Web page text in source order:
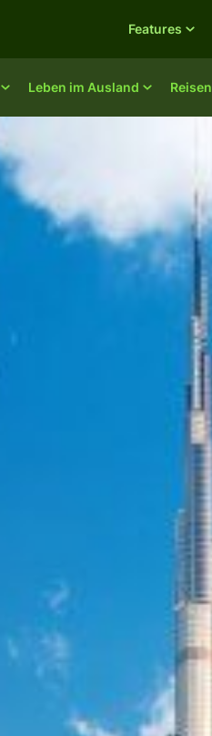
Leben im Ausland Reisen
Features